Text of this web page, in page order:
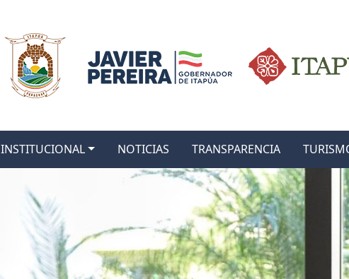
INSTITUCIONAL NOTICIAS TRANSPARENCIA